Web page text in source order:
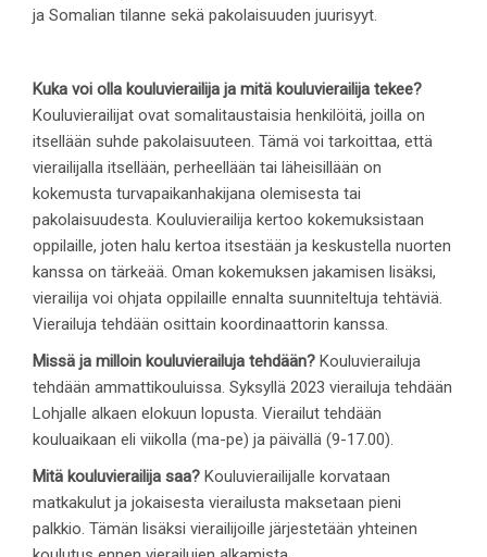
ja Somalian tilanne sekä pakolaisuuden juurisyyt.
Kuka voi olla kouluvierailija ja mitä kouluvierailija tekee?
Kouluvierailijat ovat somalitaustaisia henkilöitä, joilla on
itsellään suhde pakolaisuuteen. Tämä voi tarkoittaa, että
vierailijalla itsellään, perheellään tai läheisillään on
kokemusta turvapaikanhakijana olemisesta tai
pakolaisuudesta. Kouluvierailija kertoo kokemuksistaan
oppilaille, joten halu kertoa itsestään ja keskustella nuorten
kanssa on tärkeää. Oman kokemuksen jakamisen lisäksi,
vierailija voi ohjata oppilaille ennalta suunniteltuja tehtäviä.
Vierailuja tehdään osittain koordinaattorin kanssa.
Missä ja milloin kouluvierailuja tehdään? Kouluvierailuja
tehdään ammattikouluissa. Syksyllä 2023 vierailuja tehdään
Lohjalle alkaen elokuun lopusta. Vierailut tehdään
kouluaikaan eli viikolla (ma-pe) ja päivällä (9-17.00).
Mitä kouluvierailija saa? Kouluvierailijalle korvataan
matkakulut ja jokaisesta vierailusta maksetaan pieni
palkkio. Tämän lisäksi vierailijoille järjestetään yhteinen